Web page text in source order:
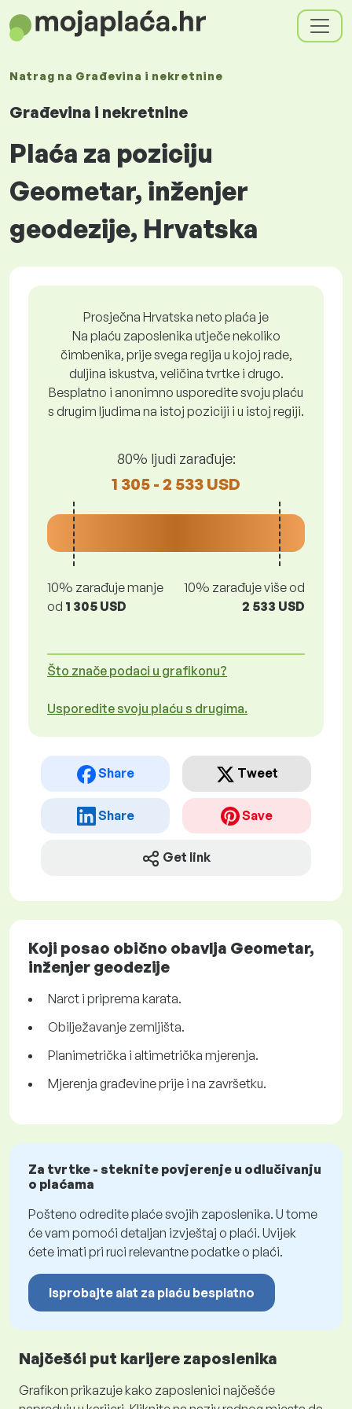
Natrag na Građevina i nekretnine
Građevina i nekretnine
Plaća za poziciju
Geometar, inženjer
geodezije, Hrvatska
Prosječna Hrvatska neto plaća je
Na plaću zaposlenika utječe nekoliko
čimbenika, prije svega regija u kojoj rade,
duljina iskustva, veličina tvrtke i drugo.
Besplatno i anonimno usporedite svoju plaću
s drugim ljudima na istoj poziciji i u istoj regiji.
80% ljudi zarađuje:
1 305 - 2 533 USD
10% zarađuje manje
od 1 305 USD
10% zarađuje više od
2 533 USD
Što znače podaci u grafikonu?
Usporedite svoju plaću s drugima.
Share Tweet
Share Save
Get link
Koji posao obično obavlja Geometar,
inženjer geodezije
Narct i priprema karata.
Obilježavanje zemljišta.
Planimetrička i altimetrička mjerenja.
Mjerenja građevine prije i na završetku.
Za tvrtke - steknite povjerenje u odlučivanju
o plaćama
Pošteno odredite plaće svojih zaposlenika. U tome
će vam pomoći detaljan izvještaj o plaći. Uvijek
ćete imati pri ruci relevantne podatke o plaći.
Isprobajte alat za plaću besplatno
Najčešći put karijere zaposlenika
Grafikon prikazuje kako zaposlenici najčešće